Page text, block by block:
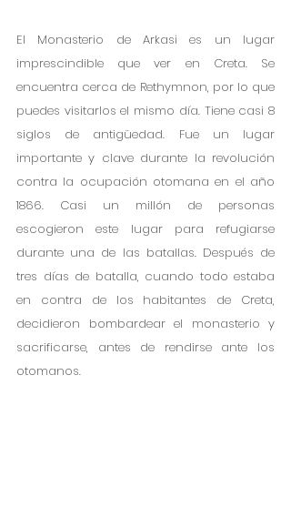
El Monasterio de Arkasi es un lugar
imprescindible que ver en Creta. Se
encuentra cerca de Rethymnon, por lo que
puedes visitarlos el mismo día. Tiene casi 8
siglos de antigüedad. Fue un lugar
importante y clave durante la revolución
contra la ocupación otomana en el año
1866. Casi un millón de personas
escogieron este lugar para refugiarse
durante una de las batallas. Después de
tres días de batalla, cuando todo estaba
en contra de los habitantes de Creta,
decidieron bombardear el monasterio y
sacrificarse, antes de rendirse ante los
otomanos.